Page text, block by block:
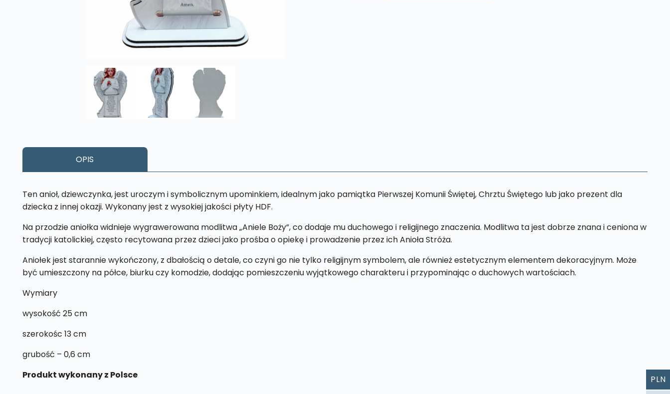
OPIS
Ten anioł, dziewczynka, jest uroczym i symbolicznym upominkiem, idealnym jako pamiątka Pierwszej Komunii Świętej, Chrztu Świętego lub jako prezent dla
dziecka z innej okazji. Wykonany jest z wysokiej jakości płyty HDF.
Na przodzie aniołka widnieje wygrawerowana modlitwa „Aniele Boży”, co dodaje mu duchowego i religijnego znaczenia. Modlitwa ta jest dobrze znana i ceniona w
tradycji katolickiej, często recytowana przez dzieci jako prośba o opiekę i prowadzenie przez ich Anioła Stróża.
Aniołek jest starannie wykończony, z dbałością o detale, co czyni go nie tylko religijnym symbolem, ale również estetycznym elementem dekoracyjnym. Może
być umieszczony na półce, biurku czy komodzie, dodając pomieszczeniu wyjątkowego charakteru i przypominając o duchowych wartościach.
Wymiary
wysokość 25 cm
szerokośc 13 cm
grubość – 0,6 cm
Produkt wykonany z Polsce
PLN